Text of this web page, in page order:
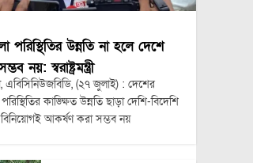
পরিস্থিতির উন্নতি না হলে দেশে
নয়: স্বরাষ্ট্রমন্ত্রী
এবিসিনিউজবিডি, (২৭ জুলাই) : দেশের
কাঙ্ক্ষিত উন্নতি ছাড়া দেশি-বিদেশি
আকর্ষণ করা সম্ভব নয়